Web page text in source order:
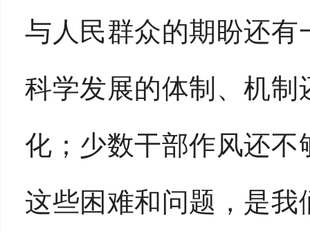
与人民群众的期盼还
科学发展的体制、机
化；少数干部作风还
这些困难和问题，是